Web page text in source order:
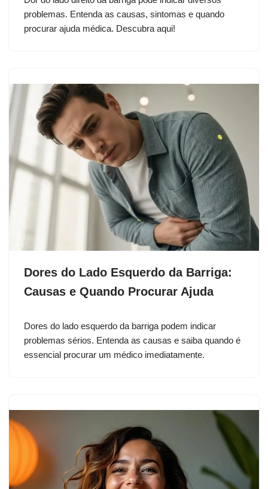
problemas. Entenda as causas, sintomas e quando
procurar ajuda médica. Descubra aqui!
Dores do Lado Esquerdo da Barriga:
Causas e Quando Procurar Ajuda
Dores do lado esquerdo da barriga podem indicar
problemas sérios. Entenda as causas e saiba quando é
essencial procurar um médico imediatamente.